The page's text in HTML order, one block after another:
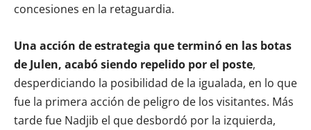
concesiones en la retaguardia.
Una acción de estrategia que terminó en las botas
de Julen, acabó siendo repelido por el poste,
desperdiciando la posibilidad de la igualada, en lo que
fue la primera acción de peligro de los visitantes. Más
tarde fue Nadjib el que desbordó por la izquierda,